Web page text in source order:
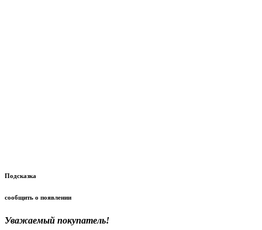
Подсказка
сообщить о появлении
Уважаемый покупатель!